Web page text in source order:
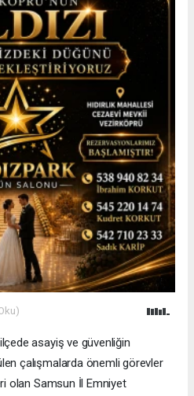
asayiş ve güvenliğin
çalışmalarda önemli görevler
olan Samsun İl Emniyet